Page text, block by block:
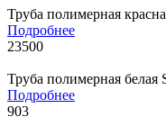
Труба полимерная
Подробнее
23500
Труба полимерная
Подробнее
903